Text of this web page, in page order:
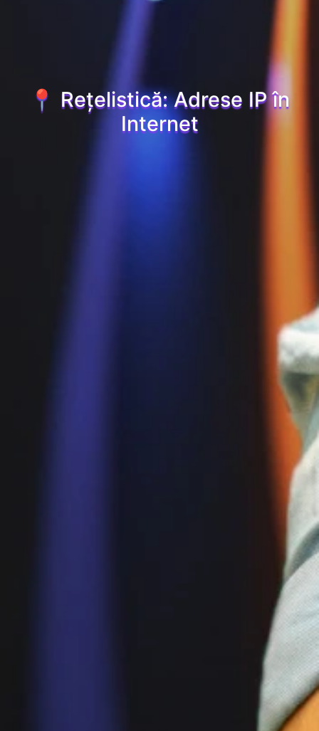
📍 Rețelistică: Adrese IP în
Internet